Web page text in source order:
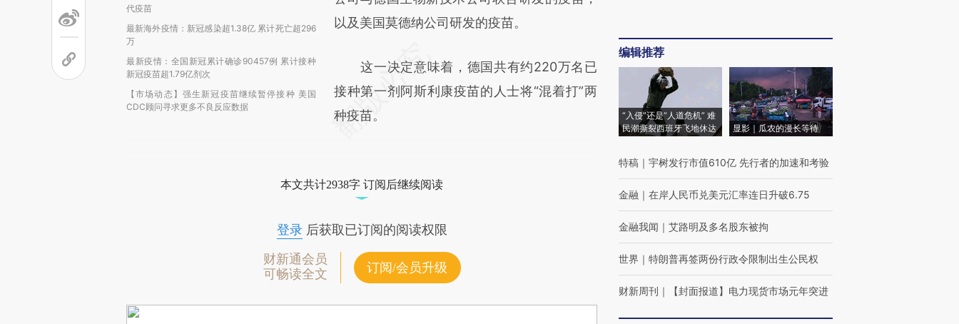
代疫苗
最新海外疫情：新冠感染超1.38亿 累计死亡超296
万
最新疫情：全国新冠累计确诊90457例 累计接种
新冠疫苗超1.79亿剂次
【市场动态】强生新冠疫苗继续暂停接种 美国
CDC顾问寻求更多不良反应数据
以及美国莫德纳公司研发的疫苗。
这一决定意味着，德国共有约220万名已
接种第一剂阿斯利康疫苗的人士将“混着打”两
种疫苗。
本文共计2938字 订阅后继续阅读
登录后获取已订阅的阅读权限
财新通会员
可畅读全文
订阅/会员升级
编辑推荐
“入侵”还是“人道危机” 难
民潮撕裂西班牙飞地休达
显影｜瓜农的漫长等待
特稿 ｜ 宇树发行市值610亿 先行者的加速和考验
金融 ｜ 在岸人民币兑美元汇率连日升破6.75
金融我闻 ｜ 艾路明及多名股东被拘
世界 ｜ 特朗普再签两份行政令限制出生公民权
财新周刊 ｜ 【封面报道】电力现货市场元年突进